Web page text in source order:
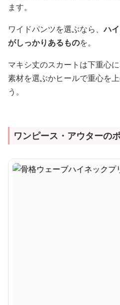
ます。
ワイドパンツを選ぶなら、ハ
がしっかりあるものを。
マキシ丈のスカートは下重心
素材を選ぶかヒールで重心を
う。
ワンピース・アウターの